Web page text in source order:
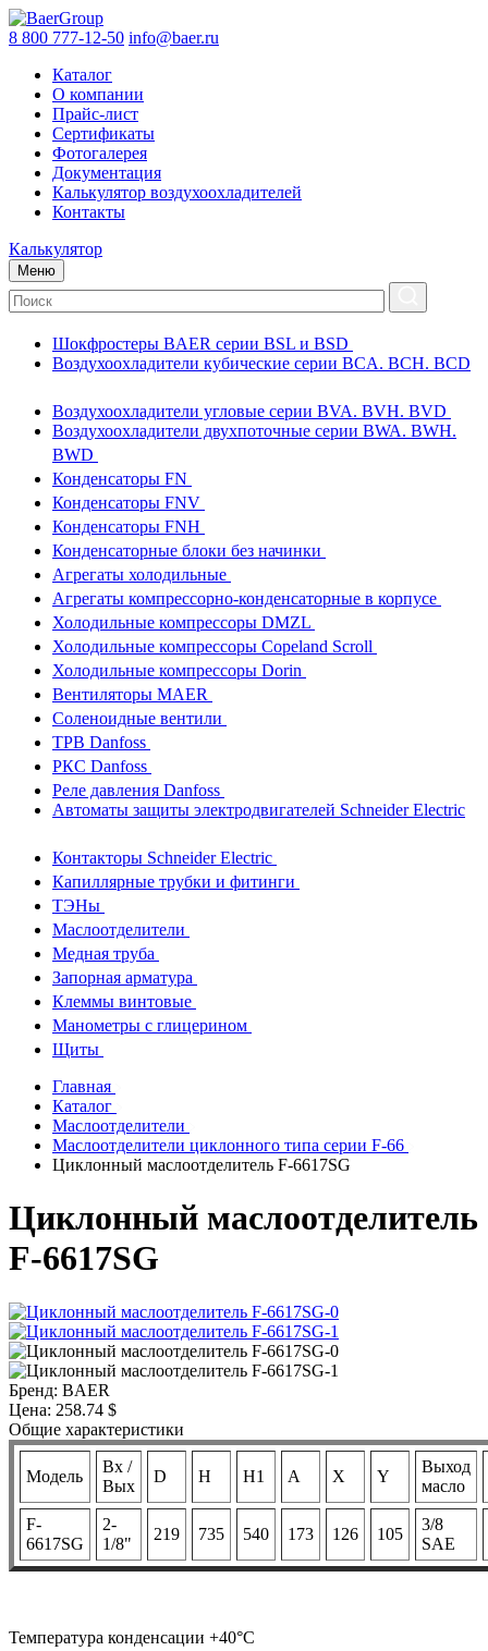
8 800 777-12-50 info@baer.ru
Каталог
О компании
Прайс-лист
Сертификаты
Фотогалерея
Документация
Калькулятор воздухоохладителей
Контакты
Калькулятор
Меню
Шокфростеры BAER серии BSL и BSD
Воздухоохладители кубические серии BCA. BCH. BCD
Воздухоохладители угловые серии BVA. BVH. BVD
Воздухоохладители двухпоточные серии BWA. BWH.
BWD
Конденсаторы FN
Конденсаторы FNV
Конденсаторы FNH
Конденсаторные блоки без начинки
Агрегаты холодильные
Агрегаты компрессорно-конденсаторные в корпусе
Холодильные компрессоры DMZL
Холодильные компрессоры Copeland Scroll
Холодильные компрессоры Dorin
Вентиляторы MAER
Соленоидные вентили
ТРВ Danfoss
РКС Danfoss
Реле давления Danfoss
Автоматы защиты электродвигателей Schneider Electric
Контакторы Schneider Electric
Капиллярные трубки и фитинги
ТЭНы
Маслоотделители
Медная труба
Запорная арматура
Клеммы винтовые
Манометры с глицерином
Щиты
Главная
Каталог
Маслоотделители
Маслоотделители циклонного типа серии F-66
Циклонный маслоотделитель F-6617SG
Циклонный маслоотделитель
F-6617SG
Бренд: BAER
Цена: 258.74 $
Общие характеристики
Модель
Вх /
Вых
D H H1 A X Y
Выход
масло
F-
6617SG
2-
1/8"
219 735 540 173 126 105
3/8
SAE
Температура конденсации +40°С